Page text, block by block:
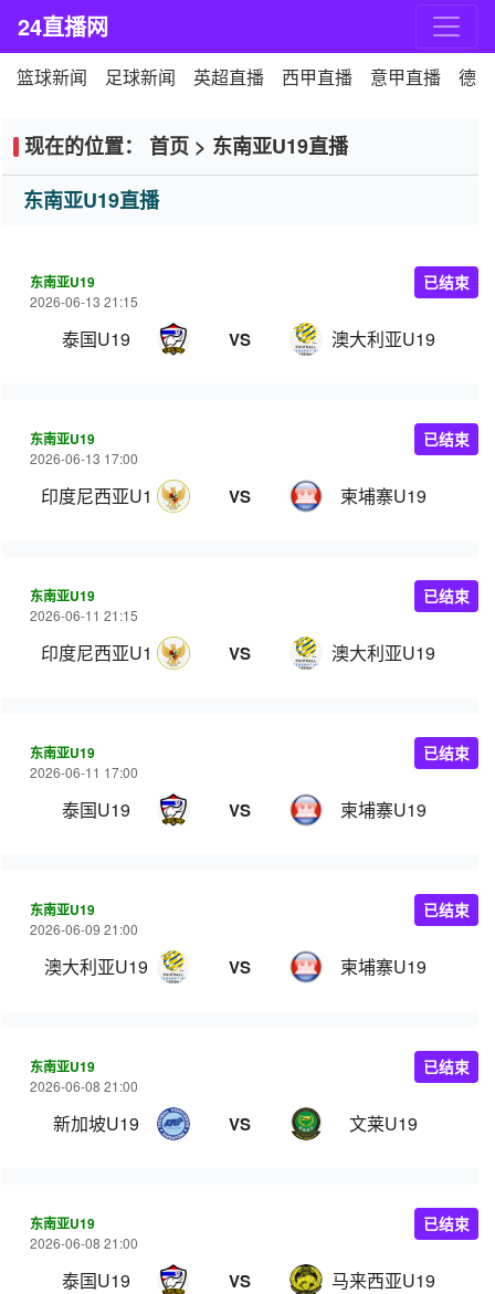
24直播网
篮球新闻 足球新闻 英超直播 西甲直播 意甲直播 德
现在的位置： 首页 > 东南亚U19直播
东南亚U19直播
东南亚U19
2026-06-13 21:15
泰国U19 VS 澳大利亚U19
已结束
东南亚U19
2026-06-13 17:00
印度尼西亚U19 VS 柬埔寨U19
已结束
东南亚U19
2026-06-11 21:15
印度尼西亚U19 VS 澳大利亚U19
已结束
东南亚U19
2026-06-11 17:00
泰国U19 VS 柬埔寨U19
已结束
东南亚U19
2026-06-09 21:00
澳大利亚U19 VS 柬埔寨U19
已结束
东南亚U19
2026-06-08 21:00
新加坡U19 VS 文莱U19
已结束
东南亚U19
2026-06-08 21:00
泰国U19 VS 马来西亚U19
已结束